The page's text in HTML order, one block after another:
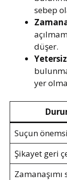
sebep
düşer.
yer
Suçun
Şikayet geri
Zamanaşımı